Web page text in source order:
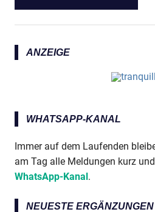
ANZEIGE
WHATSAPP-KANAL
Immer auf dem Laufenden
am Tag alle Meldungen kurz
WhatsApp-Kanal.
NEUESTE ERGÄNZUNGEN